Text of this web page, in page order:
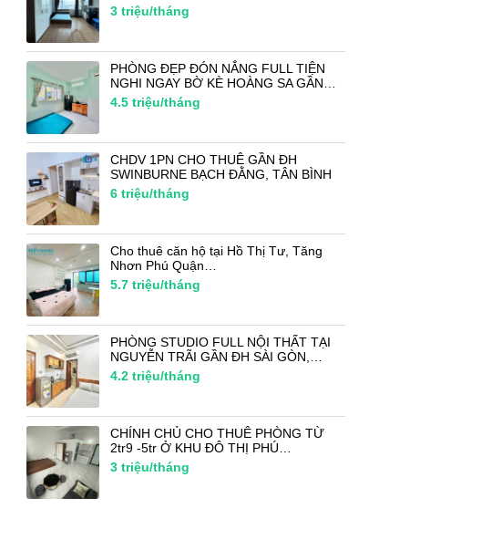
3 triệu/tháng
PHÒNG ĐẸP ĐÓN NẮNG FULL TIỆN
NGHI NGAY BỜ KÈ HOÀNG SA GẦN…
4.5 triệu/tháng
CHDV 1PN CHO THUÊ GẦN ĐH
SWINBURNE BẠCH ĐẰNG, TÂN BÌNH
6 triệu/tháng
Cho thuê căn hộ tại Hồ Thị Tư, Tăng
Nhơn Phú Quận…
5.7 triệu/tháng
PHÒNG STUDIO FULL NỘI THẤT TẠI
NGUYỄN TRÃI GẦN ĐH SÀI GÒN,…
4.2 triệu/tháng
CHÍNH CHỦ CHO THUÊ PHÒNG TỪ
2tr9 -5tr Ở KHU ĐÔ THỊ PHÚ…
3 triệu/tháng